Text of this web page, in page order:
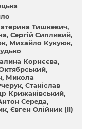
Тишкевич
Сергій Сипливий
Михайло Кукуюк
Корнєєва
Микола
Станіслав
Крижанівський
Середа
Євген Олійник (II)